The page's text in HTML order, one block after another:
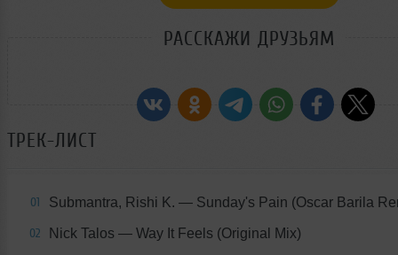
РАССКАЖИ ДРУЗЬЯМ
ТРЕК-ЛИСТ
01 Submantra, Rishi K. — Sunday's Pain (Oscar Barila
02 Nick Talos — Way It Feels (Original Mix)